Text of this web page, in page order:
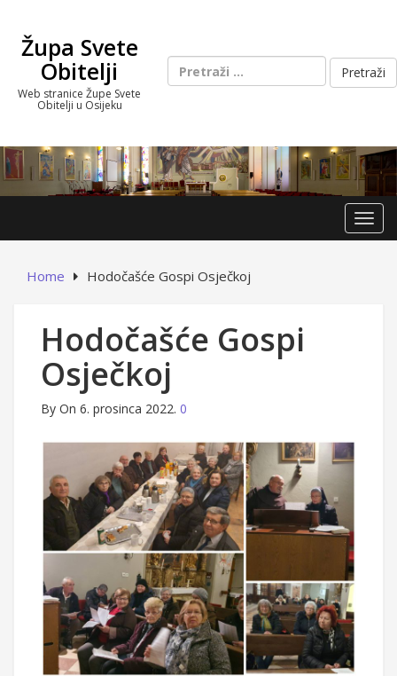
contentŽupa Svete
Obitelji
Web stranice Župe Svete
Obitelji u Osijeku
Pretraži:
Home Hodočašće Gospi Osječkoj
Hodočašće Gospi
Osječkoj
By On 6. prosinca 2022. 0